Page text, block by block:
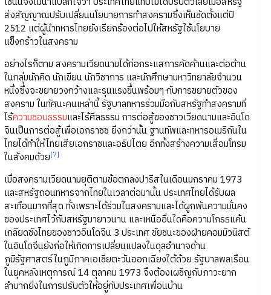
ส่งสัญญาณปรับเปลี่ยนนโยบายการทำสงครามซึ่งเห็นชัดตั้งแต่ปี
2512 แต่ผู้นำทหารไทยยังเรียกร้องต่อไปให้สหรัฐใช้นโยบาย
แข็งกร้าวในสงคราม
อย่างไรก็ตาม สงครามเวียดนามได้ก่อกระแสการคัดค้านและต่อต้าน
ในกลุ่มนักคิด นักเขียน นักวิชาการ และนักศึกษามหาวิทยาลัยจำนวน
หนึ่งซึ่งจะขยายวงกว้างและรุนแรงขึ้นพร้อมๆ กับการขยายตัวของ
สงคราม ในทัศนะคนเหล่านี้ รัฐบาลทหารร่วมมือกับสหรัฐทำสงครามที่
ไร้ความชอบธรรมและไร้ศีลธรรม การต่อสู้ของชาวเวียดนามและอินโด
จีนเป็นการต่อสู้เพื่อเอกราชช ยิ่งกว่านั้น ฐานทัพและทหารอเมริกันใน
ไทยได้ทำให้ไทยเสียเอกราชและอธิปไตย อีกทั้งสร้างความเสื่อมโทรม
ในสังคมด้วย[7]
เมื่อสงครามเวียดนามยุติตามข้อตกลงปารีสในเดือนมกราคม 1973
และสหรัฐถอนทหารจากไทยในเวลาต่อมานั้น ประเทศไทยได้รับผล
สะเทือนมากที่สุด ทั้งเพราะได้ร่วมในสงครามและได้ผูกพันความมั่นคง
ของประเทศไว้กับสหรัฐมายาวนาน และเหนืออื่นใดคือความโกรธแค้น
เกลียดชังไทยของชาวอินโดจีน 3 ประเทศ ชัยชนะของฝ่ายคอมมิวนิสต์
ในอินโดจีนยังก่อให้เกิดการเปลี่ยนแปลงในดุลอำนาจด้าน
ภูมิรัฐศาสตร์ในภูมิภาคเอเชียตะวันออกเฉียงใต้ด้วย รัฐบาลพลเรือน
ในยุคหลังเหตุการณ์ 14 ตุลาคม 1973 จึงต้องเผชิญกับภาวะยาก
ลำบากยิ่งในการปรับตัวให้อยู่กับประเทศเพื่อนบ้าน